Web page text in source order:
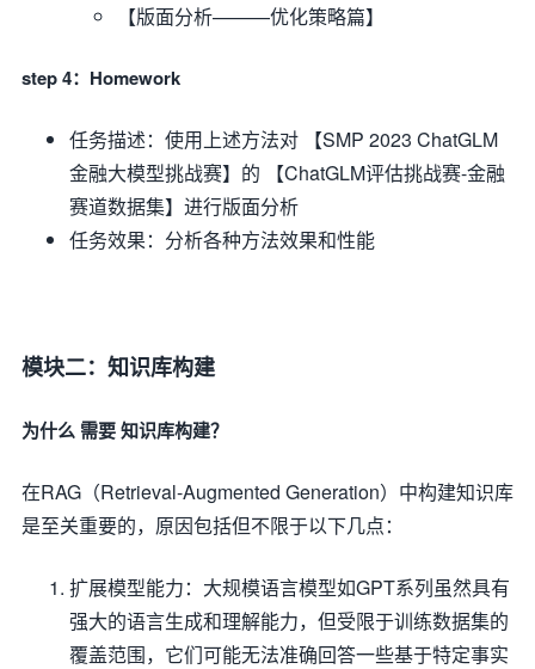
【版面分析———优化策略篇】
step 4：Homework
任务描述：使用上述方法对 【SMP 2023 ChatGLM
金融大模型挑战赛】的 【ChatGLM评估挑战赛-金融
赛道数据集】进行版面分析
任务效果：分析各种方法效果和性能
模块二：知识库构建
为什么 需要 知识库构建？
在RAG（Retrieval-Augmented Generation）中构建知识库
是至关重要的，原因包括但不限于以下几点：
扩展模型能力：大规模语言模型如GPT系列虽然具有
强大的语言生成和理解能力，但受限于训练数据集的
覆盖范围，它们可能无法准确回答一些基于特定事实